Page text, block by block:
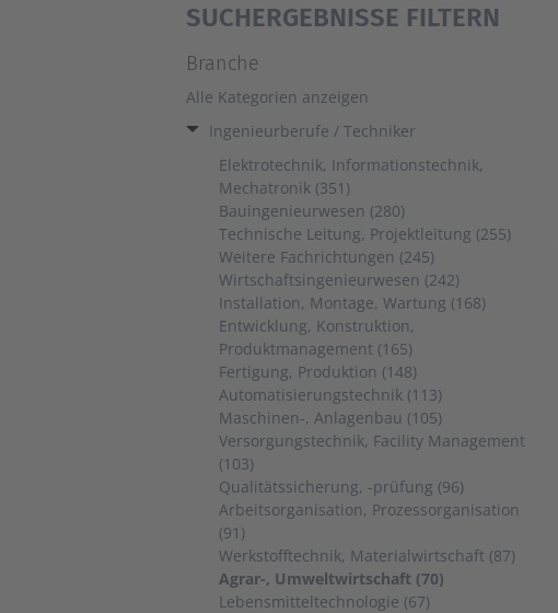
SUCHERGEBNISSE FILTERN
Branche
Alle Kategorien anzeigen
Ingenieurberufe / Techniker
Elektrotechnik, Informationstechnik,
Mechatronik (351)
Bauingenieurwesen (280)
Technische Leitung, Projektleitung (255)
Weitere Fachrichtungen (245)
Wirtschaftsingenieurwesen (242)
Installation, Montage, Wartung (168)
Entwicklung, Konstruktion,
Produktmanagement (165)
Fertigung, Produktion (148)
Automatisierungstechnik (113)
Maschinen-, Anlagenbau (105)
Versorgungstechnik, Facility Management
(103)
Qualitätssicherung, -prüfung (96)
Arbeitsorganisation, Prozessorganisation
(91)
Werkstofftechnik, Materialwirtschaft (87)
Agrar-, Umweltwirtschaft (70)
Lebensmitteltechnologie (67)